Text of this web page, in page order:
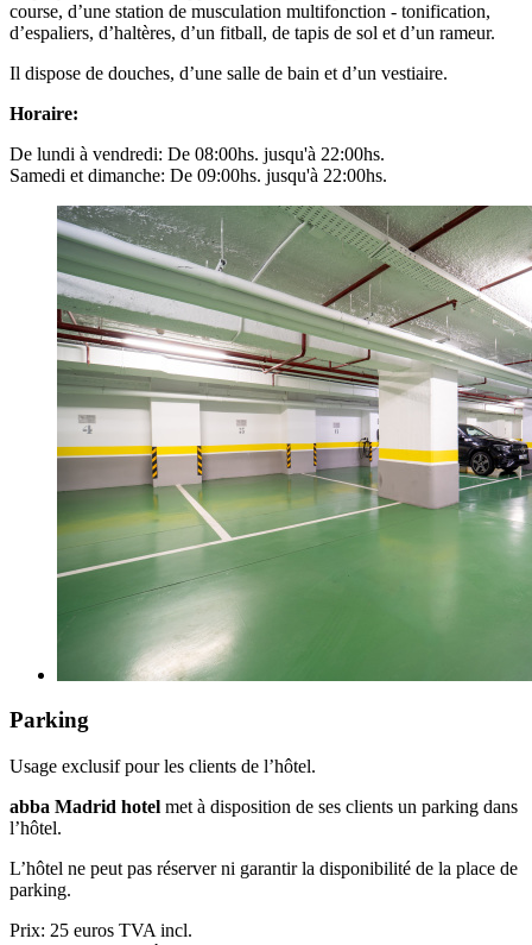
course, d’une station de musculation multifonction - tonification,
d’espaliers, d’haltères, d’un fitball, de tapis de sol et d’un rameur.
Il dispose de douches, d’une salle de bain et d’un vestiaire.
Horaire:
De lundi à vendredi: De 08:00hs. jusqu'à 22:00hs.
Samedi et dimanche: De 09:00hs. jusqu'à 22:00hs.
Parking
Usage exclusif pour les clients de l’hôtel.
abba Madrid hotel met à disposition de ses clients un parking dans
l’hôtel.
L’hôtel ne peut pas réserver ni garantir la disponibilité de la place de
parking.
Prix: 25 euros TVA incl.